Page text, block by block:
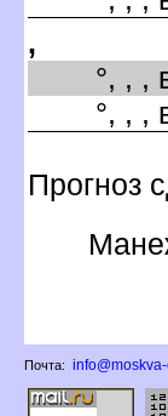
,
°, , ,
°, , ,
Прогноз
Почта: